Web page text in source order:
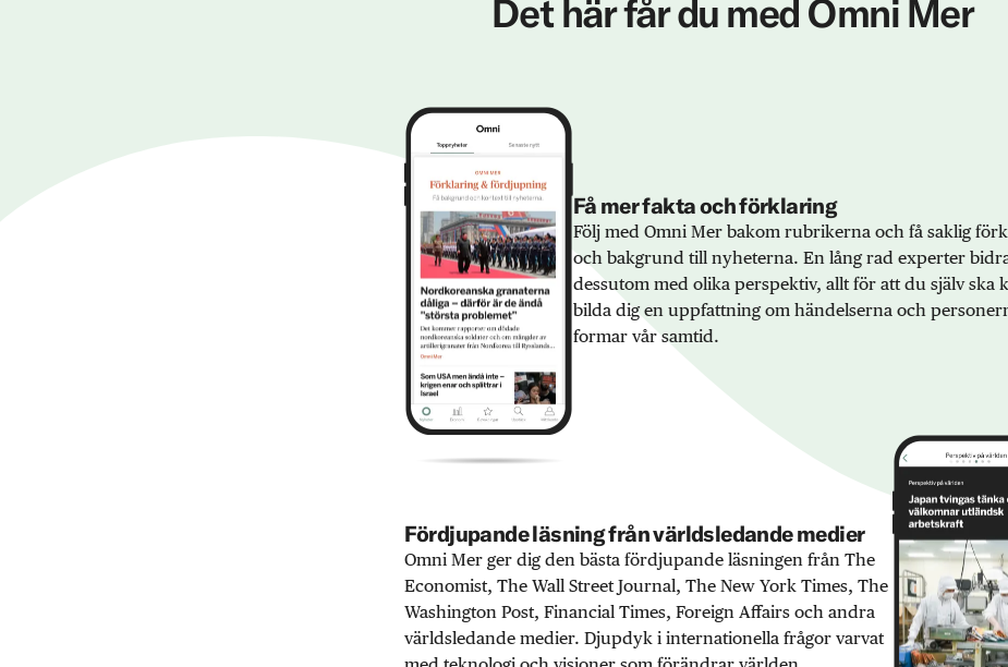
Det här får du med Omni Mer
Få mer fakta och förklaring
Följ med Omni Mer bakom rubrikerna och få saklig
och bakgrund till nyheterna. En lång rad experter
dessutom med olika perspektiv, allt för att du själv ska
bilda dig en uppfattning om händelserna och
formar vår samtid.
Fördjupande läsning från världsledande medier
Omni Mer ger dig den bästa fördjupande läsningen från The
Economist, The Wall Street Journal, The New York Times, The
Washington Post, Financial Times, Foreign Affairs och andra
världsledande medier. Djupdyk i internationella frågor varvat